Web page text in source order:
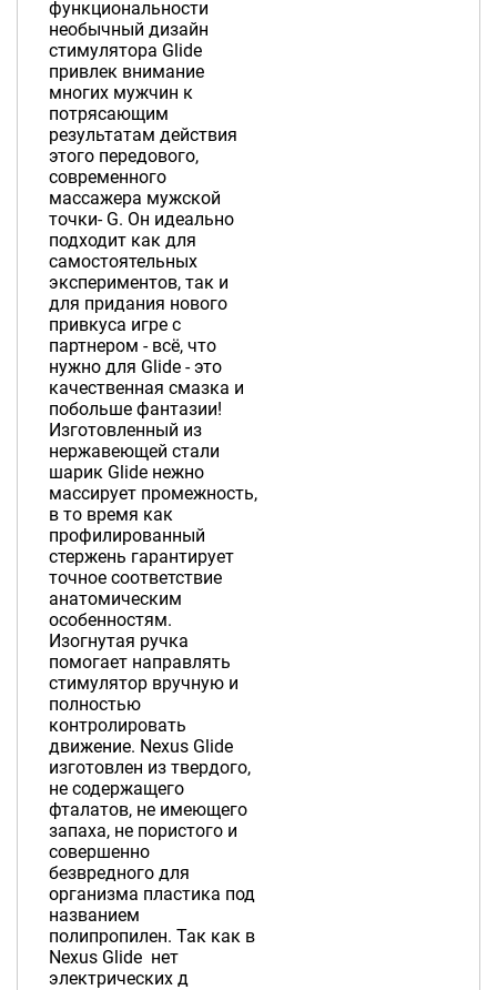
функциональности
необычный дизайн
стимулятора Glide
привлек внимание
многих мужчин к
потрясающим
результатам действия
этого передового,
современного
массажера мужской
точки- G. Он идеально
подходит как для
самостоятельных
экспериментов, так и
для придания нового
привкуса игре с
партнером - всё, что
нужно для Glide - это
качественная смазка и
побольше фантазии!
Изготовленный из
нержавеющей стали
шарик Glide нежно
массирует промежность,
в то время как
профилированный
стержень гарантирует
точное соответствие
анатомическим
особенностям.
Изогнутая ручка
помогает направлять
стимулятор вручную и
полностью
контролировать
движение. Nexus Glide
изготовлен из твердого,
не содержащего
фталатов, не имеющего
запаха, не пористого и
совершенно
безвредного для
организма пластика под
названием
полипропилен. Так как в
Nexus Glide нет
электрических д